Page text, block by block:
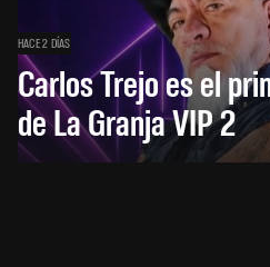
HACE 2 DÍAS
Carlos Trejo es el
de La Granja VIP 2